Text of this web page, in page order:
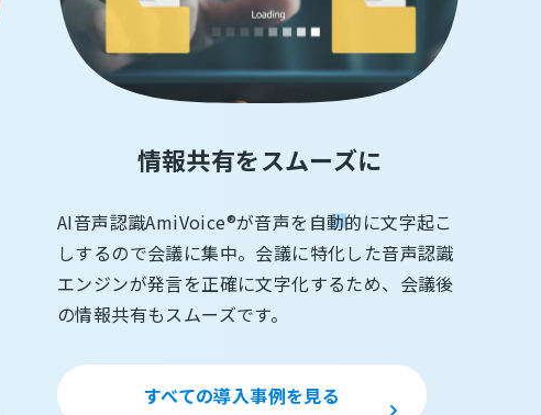
情報共有をスムーズに
AI音声認識AmiVoice®が音声を自動的に文字起こ
しするので会議に集中。会議に特化した音声認識
エンジンが発言を正確に文字化するため、会議後
の情報共有もスムーズです。
すべての導入事例を見る